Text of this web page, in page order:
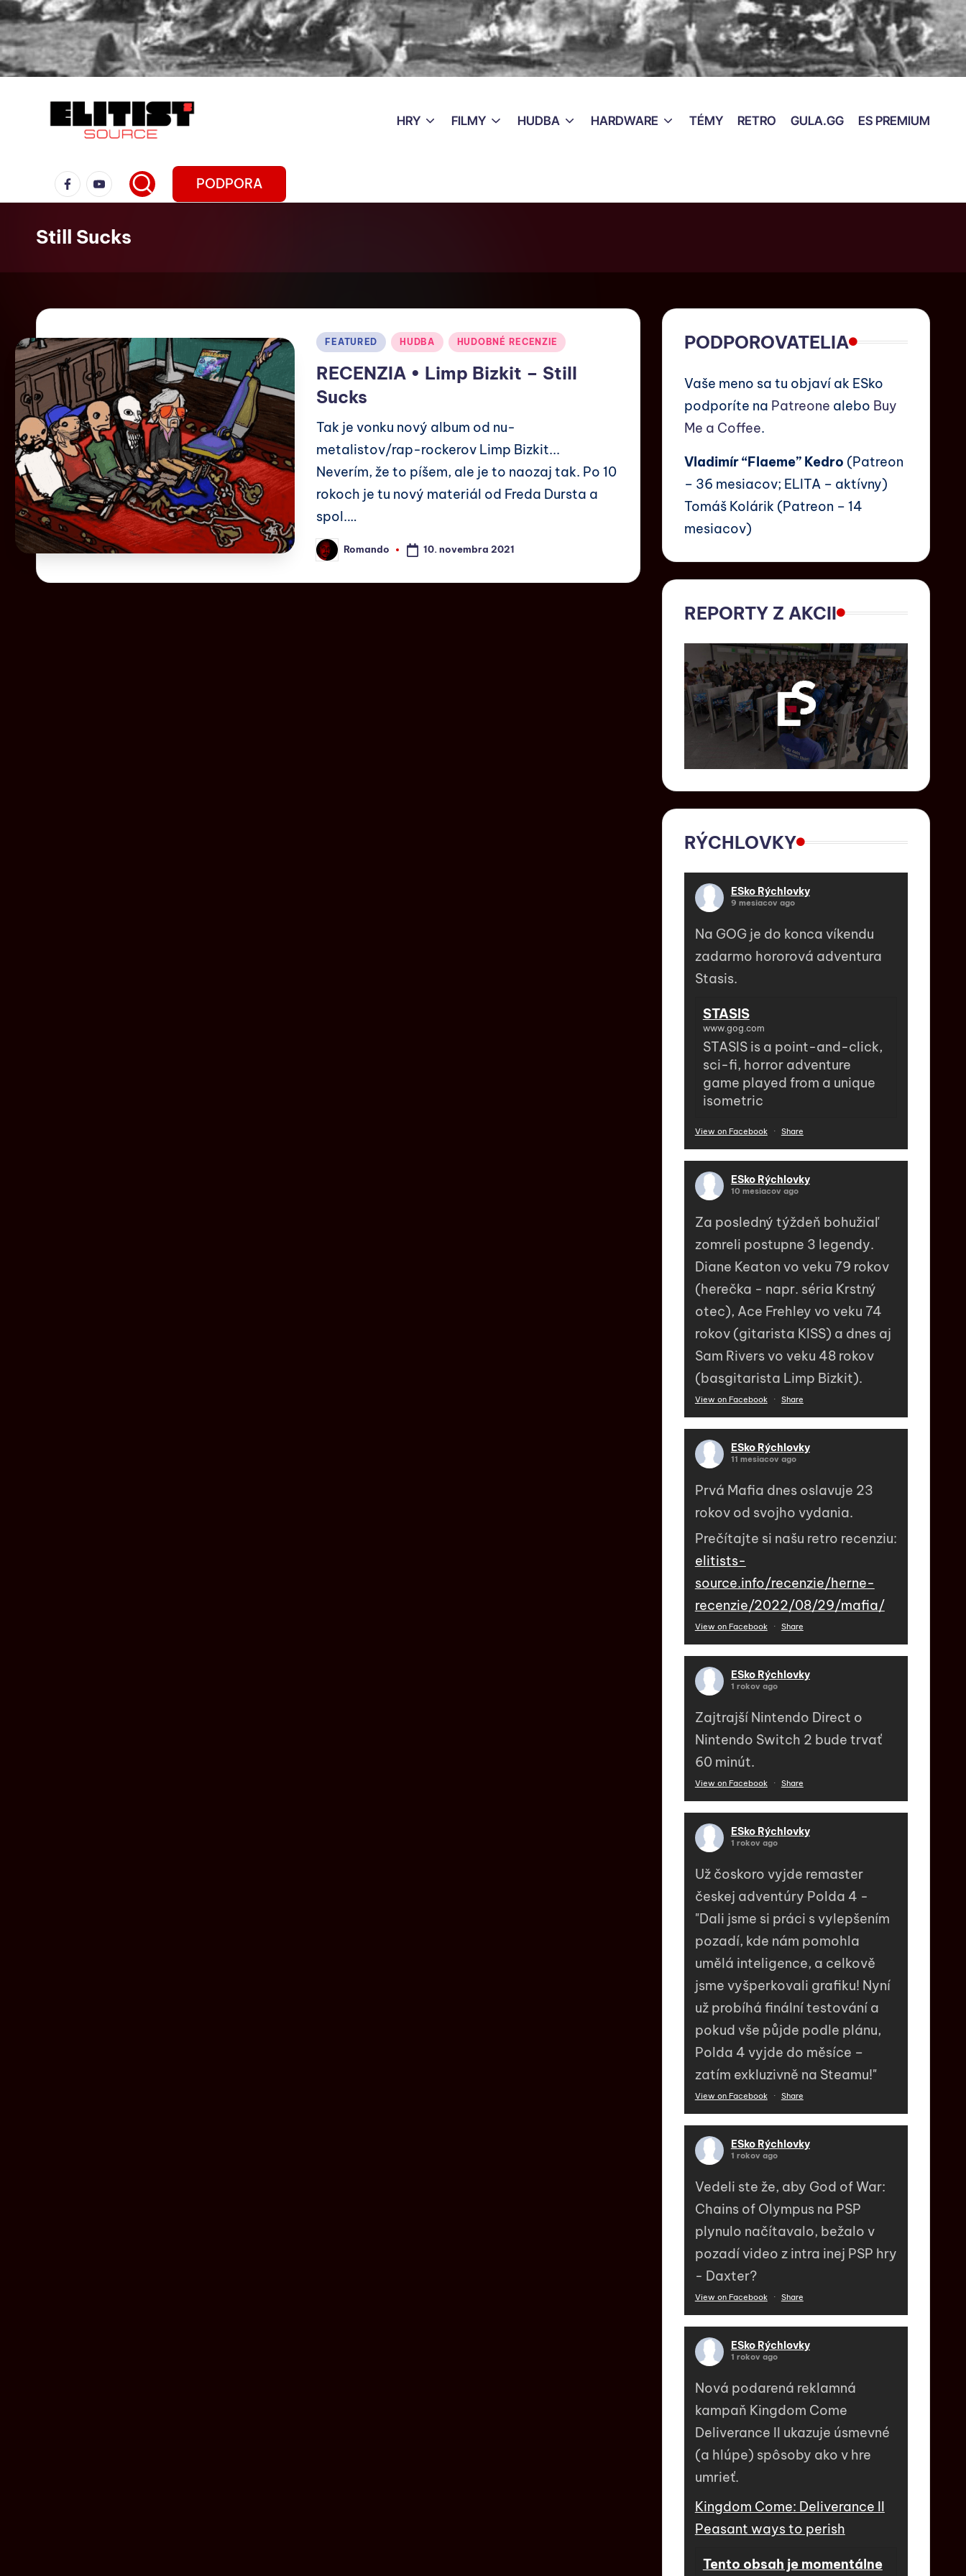
HRY FILMY HUDBA HARDWARE TÉMY RETRO GULA.GG ES PREMIUM
PODPORA
Still Sucks
FEATURED HUDBA HUDOBNÉ RECENZIE
RECENZIA • Limp Bizkit – Still
Sucks
Tak je vonku nový album od nu-
metalistov/rap-rockerov Limp Bizkit...
Neverím, že to píšem, ale je to naozaj tak. Po 10
rokoch je tu nový materiál od Freda Dursta a
spol.…
Romando 10. novembra 2021
PODPOROVATELIA
Vaše meno sa tu objaví ak ESko
podporíte na Patreone alebo Buy
Me a Coffee.
Vladimír “Flaeme” Kedro (Patreon
– 36 mesiacov; ELITA – aktívny)
Tomáš Kolárik (Patreon – 14
mesiacov)
REPORTY Z AKCII
RÝCHLOVKY
ESko Rýchlovky
9 mesiacov ago
Na GOG je do konca víkendu
zadarmo hororová adventura
Stasis.
STASIS
www.gog.com
STASIS is a point-and-click,
sci-fi, horror adventure
game played from a unique
isometric
View on Facebook · Share
ESko Rýchlovky
10 mesiacov ago
Za posledný týždeň bohužiaľ
zomreli postupne 3 legendy.
Diane Keaton vo veku 79 rokov
(herečka - napr. séria Krstný
otec), Ace Frehley vo veku 74
rokov (gitarista KISS) a dnes aj
Sam Rivers vo veku 48 rokov
(basgitarista Limp Bizkit).
View on Facebook · Share
ESko Rýchlovky
11 mesiacov ago
Prvá Mafia dnes oslavuje 23
rokov od svojho vydania.
Prečítajte si našu retro recenziu:
elitists-
source.info/recenzie/herne-
recenzie/2022/08/29/mafia/
View on Facebook · Share
ESko Rýchlovky
1 rokov ago
Zajtrajší Nintendo Direct o
Nintendo Switch 2 bude trvať
60 minút.
View on Facebook · Share
ESko Rýchlovky
1 rokov ago
Už čoskoro vyjde remaster
českej adventúry Polda 4 -
"Dali jsme si práci s vylepšením
pozadí, kde nám pomohla
umělá inteligence, a celkově
jsme vyšperkovali grafiku! Nyní
už probíhá finální testování a
pokud vše půjde podle plánu,
Polda 4 vyjde do měsíce –
zatím exkluzivně na Steamu!"
View on Facebook · Share
ESko Rýchlovky
1 rokov ago
Vedeli ste že, aby God of War:
Chains of Olympus na PSP
plynulo načítavalo, bežalo v
pozadí video z intra inej PSP hry
- Daxter?
View on Facebook · Share
ESko Rýchlovky
1 rokov ago
Nová podarená reklamná
kampaň Kingdom Come
Deliverance II ukazuje úsmevné
(a hlúpe) spôsoby ako v hre
umrieť.
Kingdom Come: Deliverance II
Peasant ways to perish
Tento obsah je momentálne